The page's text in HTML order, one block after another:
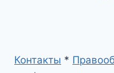
Контакты *